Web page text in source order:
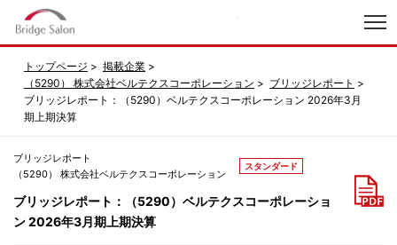
トップページ
掲載企業
（5290） 株式会社ベルテクスコーポレーション
ブリッジレポート
ブリッジレポート：（5290）ベルテクスコーポレーション 2026年3月
期上期決算
ブリッジレポート
（5290） 株式会社ベルテクスコーポレーション
スタンダード
ブリッジレポート：（5290）ベルテクスコーポレーショ
ン 2026年3月期上期決算